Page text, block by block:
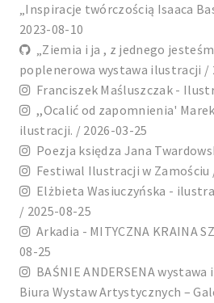
„Inspiracje twórczością Isaaca
2023-08-10
„Ziemia i ja , z jednego
poplenerowa wystawa ilustracji /
Franciszek Maśluszczak -
,,Ocalić od zapomnienia'
ilustracji. / 2026-03-25
Poezja księdza Jana
Festiwal Ilustracji w Zamościu
Elżbieta Wasiuczyńska -
/ 2025-08-25
Arkadia - MITYCZNA KRAINA
08-25
BAŚNIE ANDERSENA
Biura Wystaw Artystycznych –